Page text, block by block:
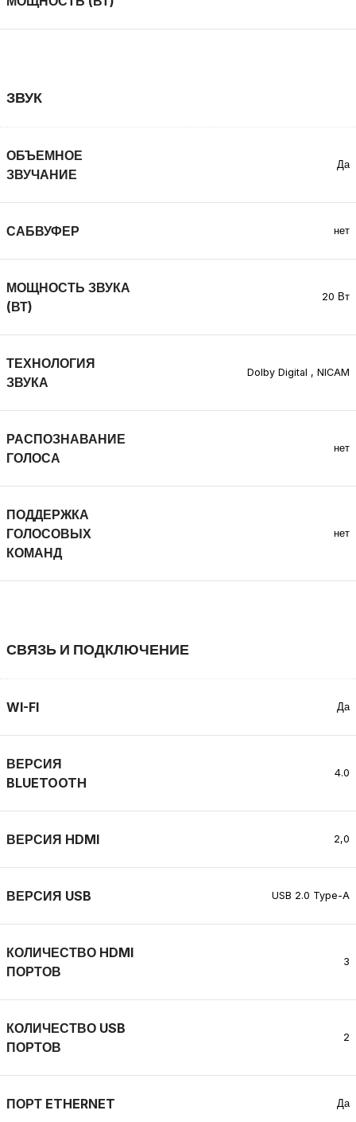
ЗВУК
ОБЪЕМНОЕ
ЗВУЧАНИЕ
Да
САБВУФЕР нет
МОЩНОСТЬ ЗВУКА
(ВТ)
20 Вт
ТЕХНОЛОГИЯ
ЗВУКА
Dolby Digital , NICAM
РАСПОЗНАВАНИЕ
ГОЛОСА
нет
ПОДДЕРЖКА
ГОЛОСОВЫХ
КОМАНД
нет
СВЯЗЬ И ПОДКЛЮЧЕНИЕ
WI-FI Да
ВЕРСИЯ
BLUETOOTH
4.0
ВЕРСИЯ HDMI 2,0
ВЕРСИЯ USB USB 2.0 Type-A
КОЛИЧЕСТВО HDMI
ПОРТОВ
3
КОЛИЧЕСТВО USB
ПОРТОВ
2
ПОРТ ETHERNET Да